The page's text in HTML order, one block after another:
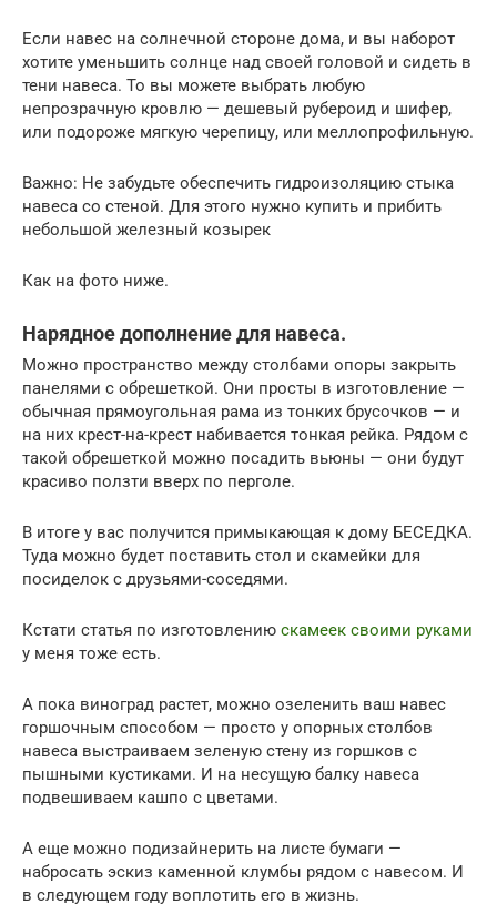
Если навес на солнечной стороне дома, и вы наборот
хотите уменьшить солнце над своей головой и сидеть в
тени навеса. То вы можете выбрать любую
непрозрачную кровлю — дешевый рубероид и шифер,
или подороже мягкую черепицу, или меллопрофильную.
Важно: Не забудьте обеспечить гидроизоляцию стыка
навеса со стеной. Для этого нужно купить и прибить
небольшой железный козырек
Как на фото ниже.
Нарядное дополнение для навеса.
Можно пространство между столбами опоры закрыть
панелями с обрешеткой. Они просты в изготовление —
обычная прямоугольная рама из тонких брусочков — и
на них крест-на-крест набивается тонкая рейка. Рядом с
такой обрешеткой можно посадить вьюны — они будут
красиво ползти вверх по перголе.
В итоге у вас получится примыкающая к дому БЕСЕДКА.
Туда можно будет поставить стол и скамейки для
посиделок с друзьями-соседями.
Кстати статья по изготовлению скамеек своими руками
у меня тоже есть.
А пока виноград растет, можно озеленить ваш навес
горшочным способом — просто у опорных столбов
навеса выстраиваем зеленую стену из горшков с
пышными кустиками. И на несущую балку навеса
подвешиваем кашпо с цветами.
А еще можно подизайнерить на листе бумаги —
набросать эскиз каменной клумбы рядом с навесом. И
в следующем году воплотить его в жизнь.